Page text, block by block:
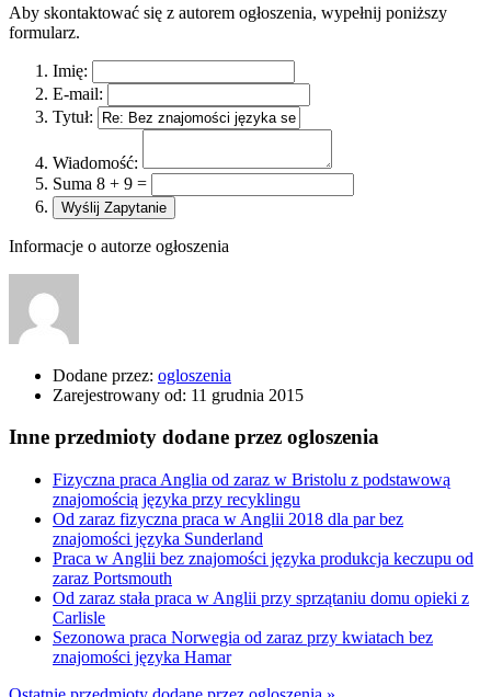
Aby skontaktować się z autorem ogłoszenia, wypełnij poniższy
formularz.
Imię:
E-mail:
Tytuł:
Wiadomość:
Suma 8 + 9 =
Informacje o autorze ogłoszenia
Dodane przez: ogloszenia
Zarejestrowany od: 11 grudnia 2015
Inne przedmioty dodane przez ogloszenia
Fizyczna praca Anglia od zaraz w Bristolu z podstawową
znajomością języka przy recyklingu
Od zaraz fizyczna praca w Anglii 2018 dla par bez
znajomości języka Sunderland
Praca w Anglii bez znajomości języka produkcja keczupu od
zaraz Portsmouth
Od zaraz stała praca w Anglii przy sprzątaniu domu opieki z
Carlisle
Sezonowa praca Norwegia od zaraz przy kwiatach bez
znajomości języka Hamar